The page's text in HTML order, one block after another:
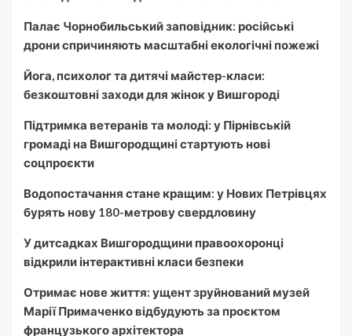
Палає Чорнобильський заповідник: російські
дрони спричиняють масштабні екологічні пожежі
Йога, психолог та дитячі майстер-класи:
безкоштовні заходи для жінок у Вишгороді
Підтримка ветеранів та молоді: у Пірнівській
громаді на Вишгородщині стартують нові
соцпроєкти
Водопостачання стане кращим: у Нових Петрівцях
бурять нову 180-метрову свердловину
У дитсадках Вишгородщини правоохоронці
відкрили інтерактивні класи безпеки
Отримає нове життя: ущент зруйнований музей
Марії Примаченко відбудують за проєктом
французького архітектора